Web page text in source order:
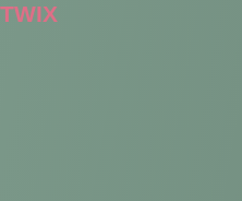
TWIX